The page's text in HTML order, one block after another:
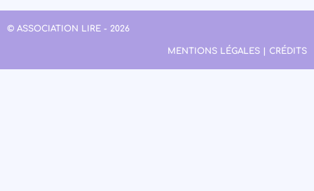
© ASSOCIATION LIRE - 2026
MENTIONS LÉGALES | CRÉDITS